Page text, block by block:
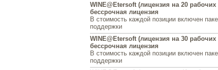
WINE@Etersoft (лицензия на 20 рабочих
бессрочная лицензия
В стоимость каждой позиции включен
поддержки
WINE@Etersoft (лицензия на 30 рабочих
бессрочная лицензия
В стоимость каждой позиции включен
поддержки